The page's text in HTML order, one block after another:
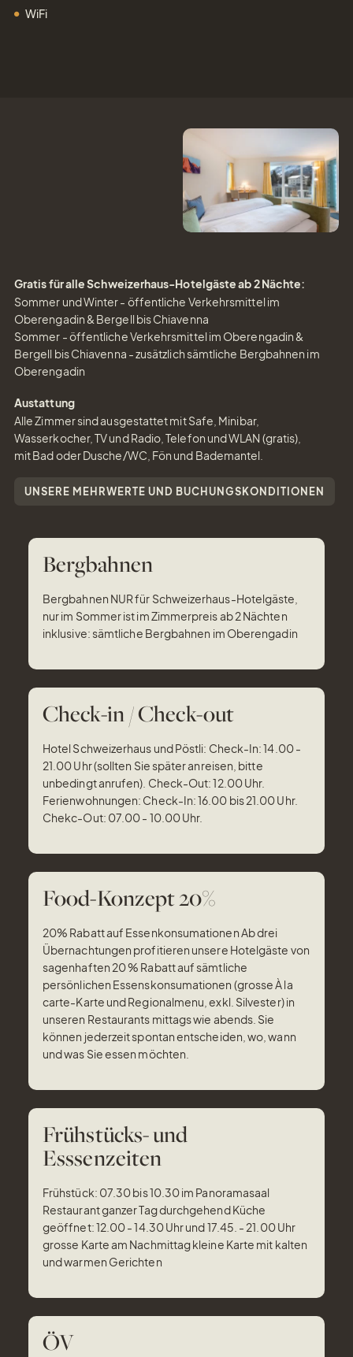
WiFi
Gratis für alle Schweizerhaus-Hotelgäste ab 2 Nächte:
Sommer und Winter - öffentliche Verkehrsmittel im
Oberengadin & Bergell bis Chiavenna
Sommer - öffentliche Verkehrsmittel im Oberengadin &
Bergell bis Chiavenna - zusätzlich sämtliche Bergbahnen im
Oberengadin
Austattung
Alle Zimmer sind ausgestattet mit Safe, Minibar,
Wasserkocher, TV und Radio, Telefon und WLAN (gratis),
mit Bad oder Dusche/WC, Fön und Bademantel.
UNSERE MEHRWERTE UND BUCHUNGSKONDITIONEN
Bergbahnen
Bergbahnen NUR für Schweizerhaus-Hotelgäste,
nur im Sommer ist im Zimmerpreis ab 2 Nächten
inklusive: sämtliche Bergbahnen im Oberengadin
Check-in / Check-out
Hotel Schweizerhaus und Pöstli: Check-In: 14.00 -
21.00 Uhr (sollten Sie später anreisen, bitte
unbedingt anrufen). Check-Out: 12.00 Uhr.
Ferienwohnungen: Check-In: 16.00 bis 21.00 Uhr.
Chekc-Out: 07.00 - 10.00 Uhr.
Food-Konzept 20%
20% Rabatt auf Essenkonsumationen Ab drei
Übernachtungen profitieren unsere Hotelgäste von
sagenhaften 20 % Rabatt auf sämtliche
persönlichen Essenskonsumationen (grosse À la
carte-Karte und Regionalmenu, exkl. Silvester) in
unseren Restaurants mittags wie abends. Sie
können jederzeit spontan entscheiden, wo, wann
und was Sie essen möchten.
Frühstücks- und
Esssenzeiten
Frühstück: 07.30 bis 10.30 im Panoramasaal
Restaurant ganzer Tag durchgehend Küche
geöffnet: 12.00 - 14.30 Uhr und 17.45. - 21.00 Uhr
grosse Karte am Nachmittag kleine Karte mit kalten
und warmen Gerichten
ÖV